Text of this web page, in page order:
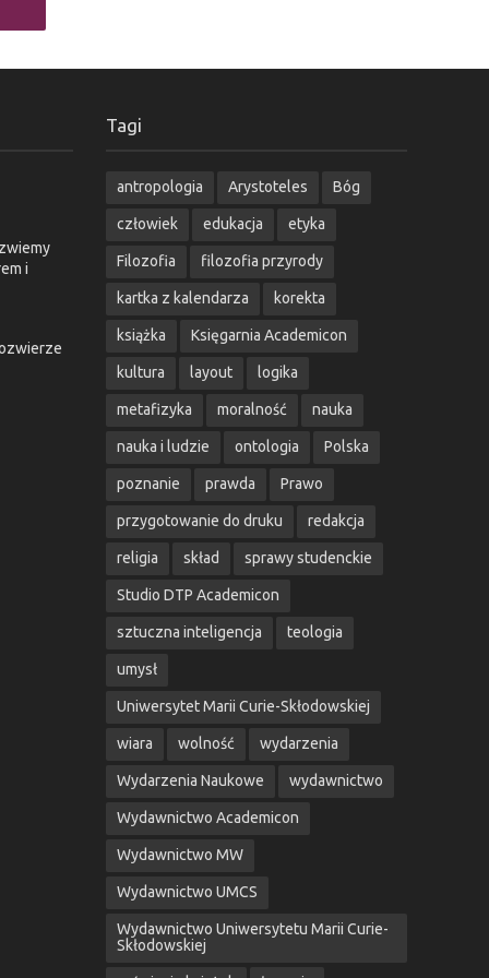
i
Tagi
antropologia Arystoteles Bóg
człowiek edukacja etyka
Filozofia filozofia przyrody
kartka z kalendarza korekta
książka Księgarnia Academicon
kultura layout logika
metafizyka moralność nauka
nauka i ludzie ontologia Polska
poznanie prawda Prawo
przygotowanie do druku redakcja
religia skład sprawy studenckie
Studio DTP Academicon
sztuczna inteligencja teologia
umysł
Uniwersytet Marii Curie-Skłodowskiej
wiara wolność wydarzenia
Wydarzenia Naukowe wydawnictwo
Wydawnictwo Academicon
Wydawnictwo MW
Wydawnictwo UMCS
Wydawnictwo Uniwersytetu Marii Curie-
Skłodowskiej